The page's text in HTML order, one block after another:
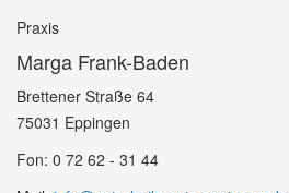
Praxis
Marga Frank-Baden
Brettener Straße 64
75031 Eppingen
Fon: 0 72 62 - 31 44